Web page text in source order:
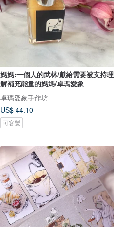
媽媽:一個人的武林/獻給需要被支持理
解補充能量的媽媽/卓瑪愛象
卓瑪愛象手作坊
US$ 44.10
可客製